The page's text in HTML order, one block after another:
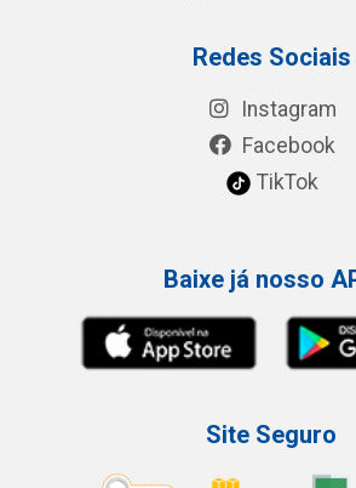
Redes Sociais
Instagram
Facebook
TikTok
Baixe já nosso
Site Seguro